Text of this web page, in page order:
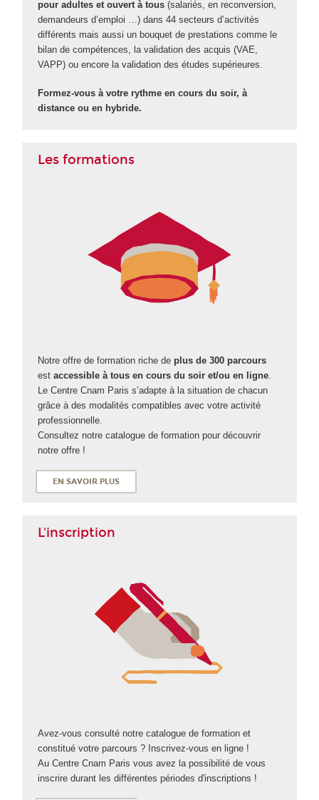
pour adultes et ouvert à tous (salariés, en reconversion,
demandeurs d’emploi …) dans 44 secteurs d’activités
différents mais aussi un bouquet de prestations comme le
bilan de compétences, la validation des acquis (VAE
VAPP) ou encore la validation des études supérieures
Formez-vous à votre rythme en cours du soir, à
distance ou en hybride.
Les formations
Notre offre de formation riche de plus de 300 parcours
estaccessible à tous en cours du soir et/ou en ligne
Le Centre Cnam Paris s’adapte à la situation de chacun
grâce à des modalités compatibles avec votre activité
professionnelle.
Consultez notre catalogue de formation pour découvrir
notre offre !
EN SAVOIR PLUS
L'inscription
Avez-vous consulté notre catalogue de formation et
constitué votre parcours ? Inscrivez-vous en ligne !
Au Centre Cnam Paris vous avez la possibilité de vous
inscrire durant les différentes périodes d'inscriptions !